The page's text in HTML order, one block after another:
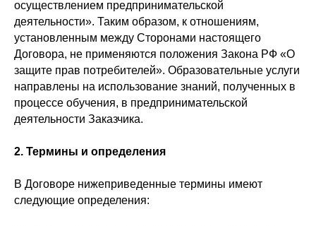
осуществлением предпринимательской
деятельности». Таким образом, к отношениям,
установленным между Сторонами настоящего
Договора, не применяются положения Закона РФ «О
защите прав потребителей». Образовательные услуги
направлены на использование знаний, полученных в
процессе обучения, в предпринимательской
деятельности Заказчика.
2. Термины и определения
В Договоре нижеприведенные термины имеют
следующие определения: